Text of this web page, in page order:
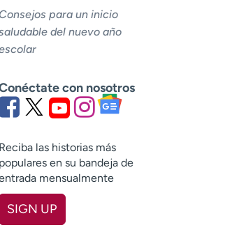
Consejos para un inicio
del nuevo año
con nosotros
Reciba las historias más
populares en su bandeja de
mensualmente
SIGN UP